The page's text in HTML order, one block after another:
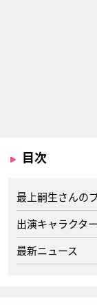
目次
最上嗣生さんの
出演キャラクター
最新ニュース